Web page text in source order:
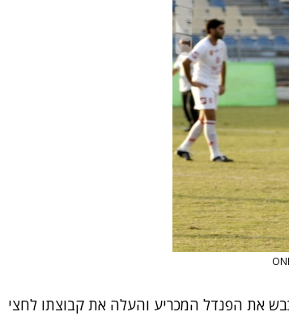
את הפנדל המכריע והעלה את קבוצתו לחצי